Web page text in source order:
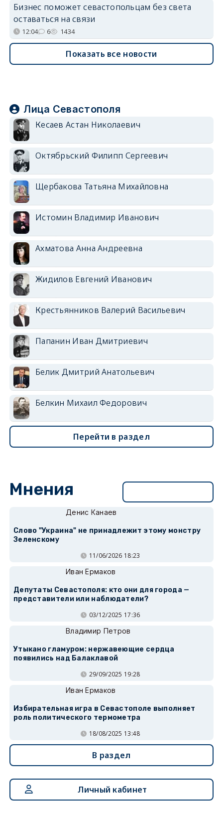
Бизнес поможет севастопольцам без света
оставаться на связи
12:04 6 1434
Показать все новости
Лица Севастополя
Кесаев Астан Николаевич
Октябрьский Филипп Сергеевич
Щербакова Татьяна Михайловна
Истомин Владимир Иванович
Ахматова Анна Андреевна
Жидилов Евгений Иванович
Крестьянников Валерий Васильевич
Папанин Иван Дмитриевич
Белик Дмитрий Анатольевич
Белкин Михаил Федорович
Перейти в раздел
Мнения
Денис Канаев
Слово "Украина" не принадлежит этому монстру
Зеленскому
11/06/2026 18:23
Иван Ермаков
Депутаты Севастополя: кто они для города —
представители или наблюдатели?
03/12/2025 17:36
Владимир Петров
Утыкано гламуром: нержавеющие сердца
появились над Балаклавой
29/09/2025 19:28
Иван Ермаков
Избирательная игра в Севастополе выполняет
роль политического термометра
18/08/2025 13:48
В раздел
Личный кабинет